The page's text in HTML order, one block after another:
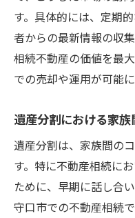
す。具体的には、定期
者からの最新情報の収
相続不動産の価値を最
での売却や運用が可能に
遺産分割における家
遺産分割は、家族間の
す。特に不動産相続に
ために、早期に話し合
守口市での不動産相続